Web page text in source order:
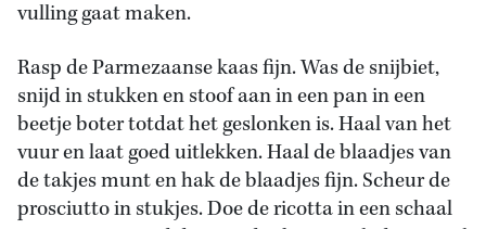
vulling gaat maken.
Rasp de Parmezaanse kaas fijn. Was de snijbiet,
snijd in stukken en stoof aan in een pan in een
beetje boter totdat het geslonken is. Haal van het
vuur en laat goed uitlekken. Haal de blaadjes van
de takjes munt en hak de blaadjes fijn. Scheur de
prosciutto in stukjes. Doe de ricotta in een schaal